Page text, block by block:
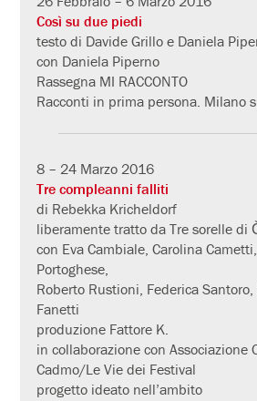
Così su due piedi
testo di Davide Grillo e Daniela
con Daniela Piperno
Rassegna MI RACCONTO
Racconti in prima persona. Milano
8 – 24 Marzo 2016
Tre compleanni falliti
di Rebekka Kricheldorf
liberamente tratto da Tre sorelle di
con Eva Cambiale, Carolina
Portoghese,
Roberto Rustioni, Federica
Fanetti
produzione Fattore K.
in collaborazione con Associazione
Cadmo/Le Vie dei Festival
progetto ideato nell’ambito